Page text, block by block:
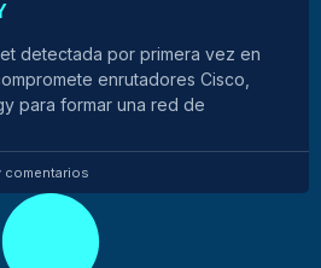
detectada por primera vez en
enrutadores Cisco,
para formar una red de
comentarios